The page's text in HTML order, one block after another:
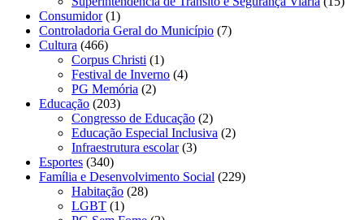
Consumidor(1)
Controladoria Geral do Município (7)
Cultura (466)
Corpus Christi (1)
Festival de Inverno (4)
PG Memória (2)
Educação (203)
Congresso de Educação (2)
Educação Especial Inclusiva (2)
Infraestrutura escolar(3)
Esportes (340)
Família e Desenvolvimento Social (229)
Habitação (28)
LGBT (1)